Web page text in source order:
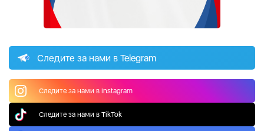
Следите за нами в Telegram
Следите за нами в Instagram
Следите за нами в TikTok